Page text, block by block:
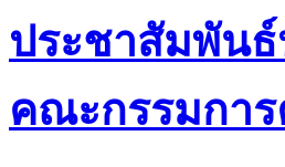
ประชาสัมพัน
คณะกรรมกา